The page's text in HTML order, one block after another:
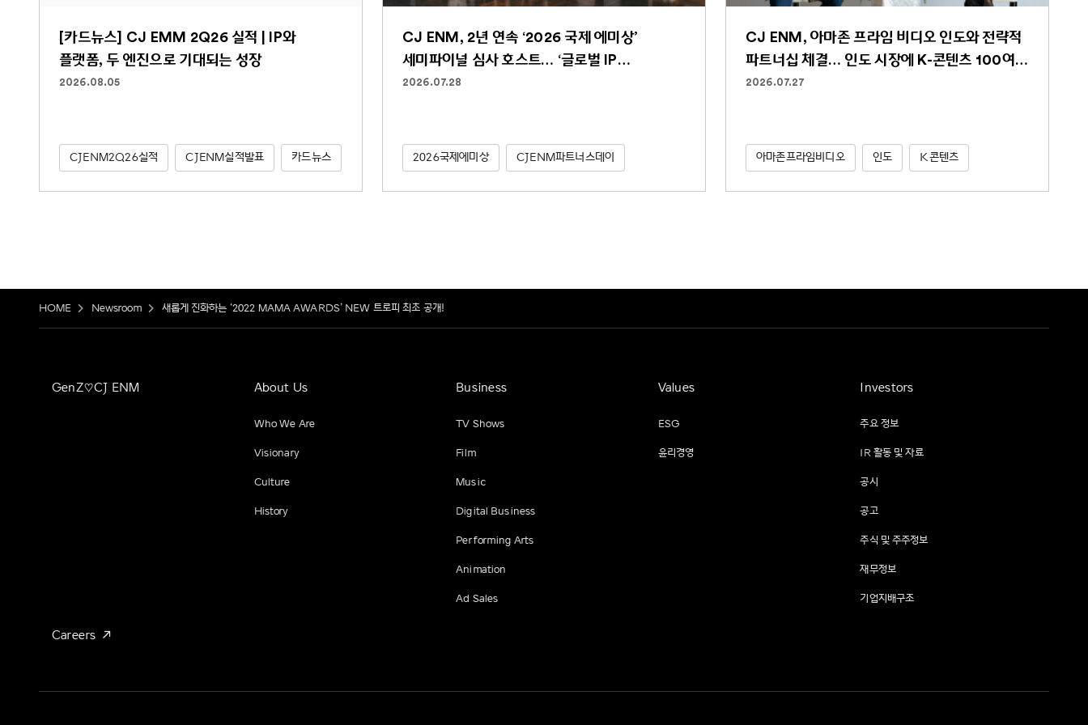
[카드뉴스] CJ EMM 2Q26 실적 | IP와
플랫폼, 두 엔진으로 기대되는 성장
2026.08.05
CJENM2Q26실적 CJENM실적발표 카드뉴스
CJ ENM, 2년 연속 ‘2026 국제 에미상’
세미파이널 심사 호스트… ‘글로벌 IP
파워하우스’ 역할 굳건
2026.07.28
2026국제에미상 CJENM파트너스데이
CJ ENM, 아마존 프라임 비디오 인도와 전략적
파트너십 체결… 인도 시장에 K-콘텐츠 100여
편 선보인다
2026.07.27
아마존프라임비디오 인도 K콘텐츠
HOME Newsroom 새롭게 진화하는 ‘2022 MAMA AWARDS’ NEW 트로피 최초 공개!
GenZ♡CJ ENM About Us
Who We Are
Visionary
Culture
History
Business
TV Shows
Film
Music
Digital Business
Performing Arts
Animation
Ad Sales
Values
ESG
윤리경영
Investors
주요 정보
IR 활동 및 자료
공시
공고
주식 및 주주정보
재무정보
기업지배구조
Careers